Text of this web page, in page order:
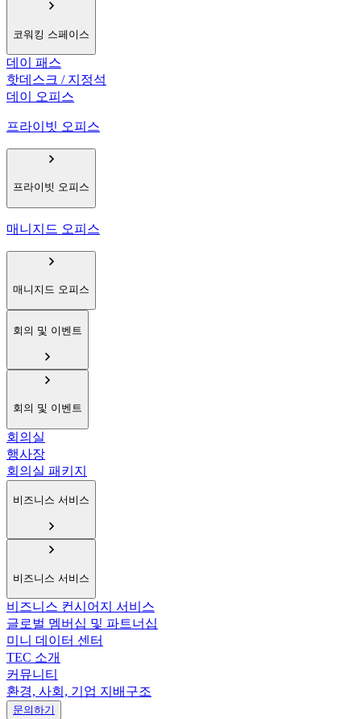
코워킹 스페이스
데이 패스
핫데스크 / 지정석
데이 오피스
프라이빗 오피스
프라이빗 오피스
매니지드 오피스
매니지드 오피스
회의 및 이벤트
회의 및 이벤트
회의실
행사장
회의실 패키지
비즈니스 서비스
비즈니스 서비스
비즈니스 컨시어지 서비스
글로벌 멤버십 및 파트너십
미니 데이터 센터
TEC 소개
커뮤니티
환경, 사회, 기업 지배구조
문의하기